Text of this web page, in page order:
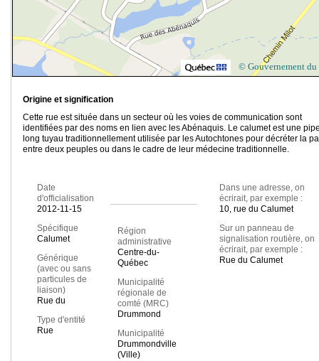
© Gouvernement du
Origine et signification
Cette rue est située dans un secteur où les voies de communication sont
identifiées par des noms en lien avec les Abénaquis. Le calumet est une
long tuyau traditionnellement utilisée par les Autochtones pour décréter la
entre deux peuples ou dans le cadre de leur médecine traditionnelle.
Date
d'officialisation
2012-11-15
Spécifique
Calumet
Générique
(avec ou sans
particules de
liaison)
Rue du
Type d'entité
Rue
Région
administrative
Centre-du-
Québec
Municipalité
régionale de
comté (MRC)
Drummond
Municipalité
Drummondville
(Ville)
Dans une adresse, on
écrirait, par exemple :
10, rue du Calumet
Sur un panneau de
signalisation routière, on
écrirait, par exemple :
Rue du Calumet